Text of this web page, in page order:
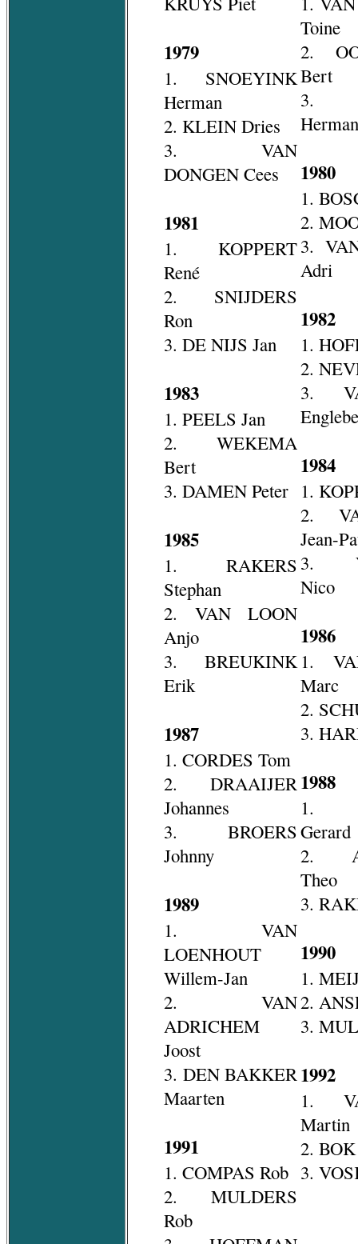
1979
1. SNOEYINK
Herman
2. KLEIN Dries
3. VAN
DONGEN Cees
1981
1. KOPPERT
René
2. SNIJDERS
Ron
3. DE NIJS Jan
1983
1. PEELS Jan
2. WEKEMA
Bert
3. DAMEN Peter
1985
1. RAKERS
Stephan
2. VAN LOON
Anjo
3. BREUKINK
Erik
1987
1. CORDES Tom
2. DRAAIJER
Johannes
3. BROERS
Johnny
1989
1. VAN
LOENHOUT
Willem-Jan
2. VAN
ADRICHEM
Joost
3. DEN BAKKER
Maarten
1991
1. COMPAS Rob
2. MULDERS
Rob
Toine
2.
Bert
3.
Herman
1980
1.
2.
3.
Adri
1982
1.
2.
3.
1984
1.
2.
Jean-
3.
Nico
1986
1.
Marc
2.
3.
1988
1.
Gerard
2.
Theo
3.
1990
1.
2.
3.
1992
1.
Martin
2.
3.